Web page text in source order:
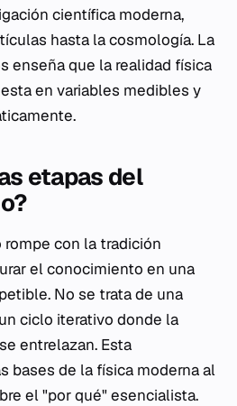
científica moderna,
hasta la cosmología. La
enseña que la realidad física
en variables medibles y
etapas del
con la tradición
el conocimiento en una
No se trata de una
ciclo iterativo donde la
entrelazan. Esta
bases de la física moderna al
el "por qué" esencialista.